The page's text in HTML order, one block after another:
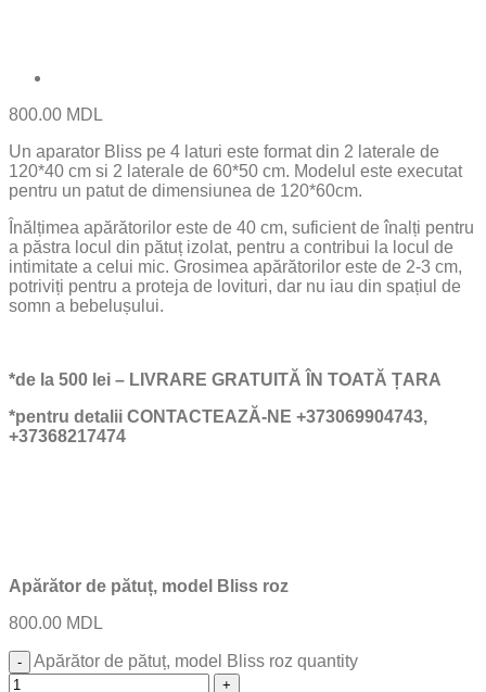
800.00 MDL
Un aparator Bliss pe 4 laturi este format din 2 laterale de
120*40 cm si 2 laterale de 60*50 cm. Modelul este executat
pentru un patut de dimensiunea de 120*60cm.
Înălțimea apărătorilor este de 40 cm, suficient de înalți pentru
a păstra locul din pătuț izolat, pentru a contribui la locul de
intimitate a celui mic. Grosimea apărătorilor este de 2-3 cm,
potriviți pentru a proteja de lovituri, dar nu iau din spațiul de
somn a bebelușului.
*de la 500 lei – LIVRARE GRATUITĂ ÎN TOATĂ ȚARA
*pentru detalii CONTACTEAZĂ-NE +373069904743,
+37368217474
Apărător de pătuț, model Bliss roz
800.00 MDL
Apărător de pătuț, model Bliss roz quantity